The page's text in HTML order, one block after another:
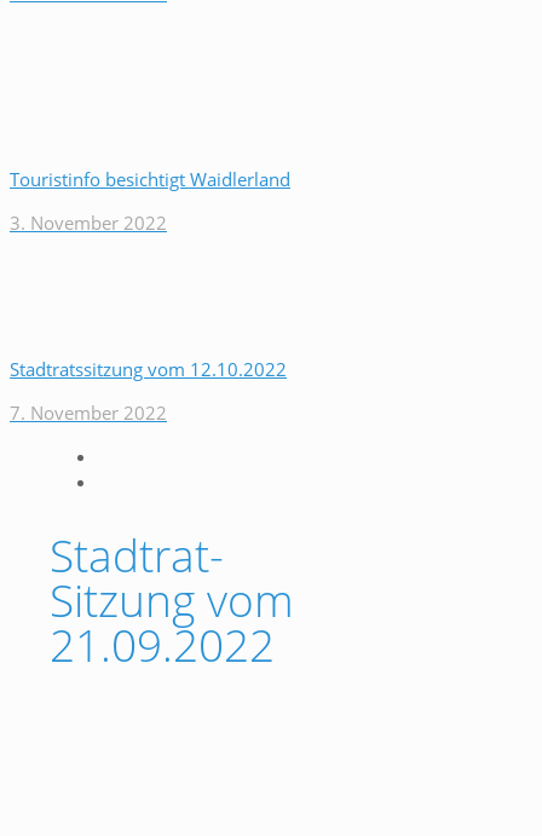
Touristinfo besichtigt Waidlerland
3. November 2022
Stadtratssitzung vom 12.10.2022
7. November 2022
Stadtrat-
Sitzung vom
21.09.2022